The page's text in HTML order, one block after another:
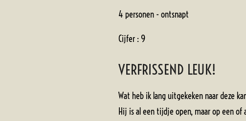
4 personen - ontsnapt
Cijfer : 9
VERFRISSEND LEUK!
Wat heb ik lang uitgekeken naar deze
Hij is al een tijdje open, maar op een